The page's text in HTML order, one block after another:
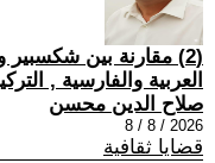
(2) مقارنة بين
العربية والفارسية ,
صلاح الدين محسن
2026 / 8 / 8
قضايا ثقافية